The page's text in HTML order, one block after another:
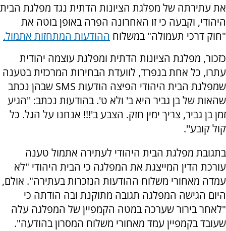
את עתירתה של מפלגת הציונות הדתית נגד מפלגת הבית
היהודי, וקבעה כי זו האחרונה הפרה באופן בוטה את
"חוק דרכי תעמולה" במשלוח ההודעות המתחזות אתמול.
כזכור, מפלגת הציונות הדתית ומפלגת עוצמה יהודית
עתרו, כל אחת בנפרד, לוועדת הבחירות המרכזית בטענה
שמפלגת הבית היהודי הפיצה הודעות SMS שבהן נכתב
שהאות של בן גביר היא ב' ולא ט'. בהודעות נכתב: ''הגיע
זמן בן גביר, צריך ימין חזק. הצבע ב'!!! אנחנו על הגל. כל
קול קובע''.
בתגובת מפלגת הבית היהודי לעתירה אתמול טענה
עורכת הדין המייצגת את המפלגה כי הבית היהודי "לא
עמדה מאחורי משלוח ההודעות הנזכרות בעתירה". אולם,
היום הגישה המפלגה תגובה מתוקנת ובה הודתה כי
"לאחר בירור שערכה במטה הקמפיין של המפלגה עלה
שעובד בקמפיין עמד מאחורי משלוח המסרון בהודעה".